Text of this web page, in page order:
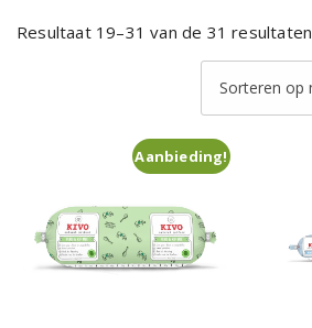
Resultaat 19–31 van de 31
Aanbieding!